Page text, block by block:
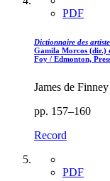
PDF
Dictionnaire des
Gamila Morcos (dir.)
Foy / Edmonton,
James de Finney
pp. 157–160
Record
PDF